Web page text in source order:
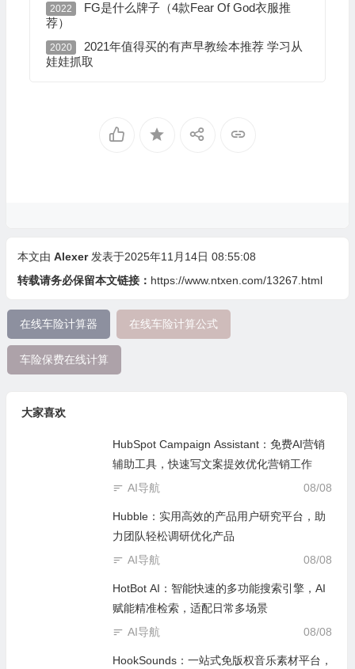
2022
FG是什么牌子（4款Fear Of God衣服推
荐）
2020
2021年值得买的有声早教绘本推荐 学习从
娃娃抓取
本文由 Alexer 发表于2025年11月14日 08:55:08
转载请务必保留本文链接： https://www.ntxen.com/13267.html
在线车险计算器 在线车险计算公式
车险保费在线计算
大家喜欢
HubSpot Campaign Assistant：免费AI营销
辅助工具，快速写文案提效优化营销工作
08/08
AI导航
Hubble：实用高效的产品用户研究平台，助
力团队轻松调研优化产品
08/08
AI导航
HotBot AI：智能快速的多功能搜索引擎，AI
赋能精准检索，适配日常多场景
08/08
AI导航
HookSounds：一站式免版权音乐素材平台，